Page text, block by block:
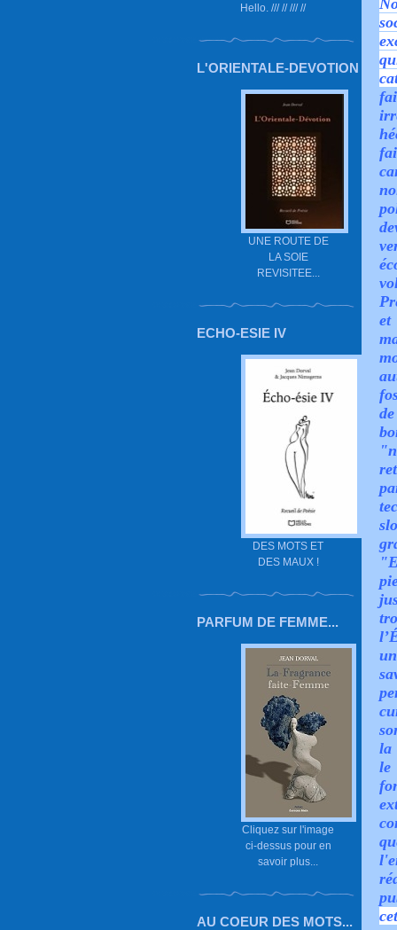
Hello. /// // /// //
L'ORIENTALE-DEVOTION
UNE ROUTE DE
LA SOIE
REVISITEE...
ECHO-ESIE IV
DES MOTS ET
DES MAUX !
PARFUM DE FEMME...
Cliquez sur l'image
ci-dessus pour en
savoir plus...
AU COEUR DES MOTS...
et
la
le